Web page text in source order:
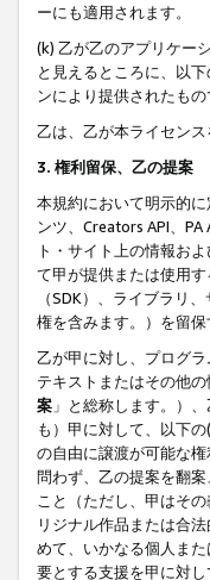
ーにも適用されます。
(k) 乙が乙のアプリケー
と見えるところに、以
ンにより提供されたも
乙は、乙が本ライセン
3. 権利留保、乙の提案
本規約において明示的
ンツ、Creators API、
ト・サイト上の情報お
て甲が提供または使用
（SDK）、ライブラリ
権を含みます。）を留
乙が甲に対し、プログ
テキストまたはその他
案 」と総称します。）
も）甲に対して、以下
の自由に譲渡が可能な
問わず、乙の提案を翻
こと（ただし、甲はそ
リジナル作品または合
めて、いかなる個人ま
要とする支援を甲に対し